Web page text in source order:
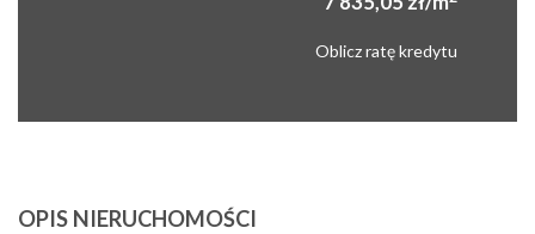
Oblicz ratę kredytu
OPIS NIERUCHOMOŚCI